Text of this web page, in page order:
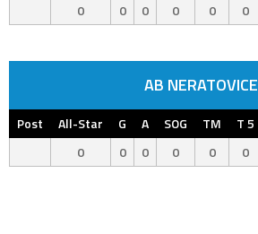
0
0 0 0 0 0
AB NERATOVICE
Post All-Star G A SOG TM T 5
0
0 0 0 0 0